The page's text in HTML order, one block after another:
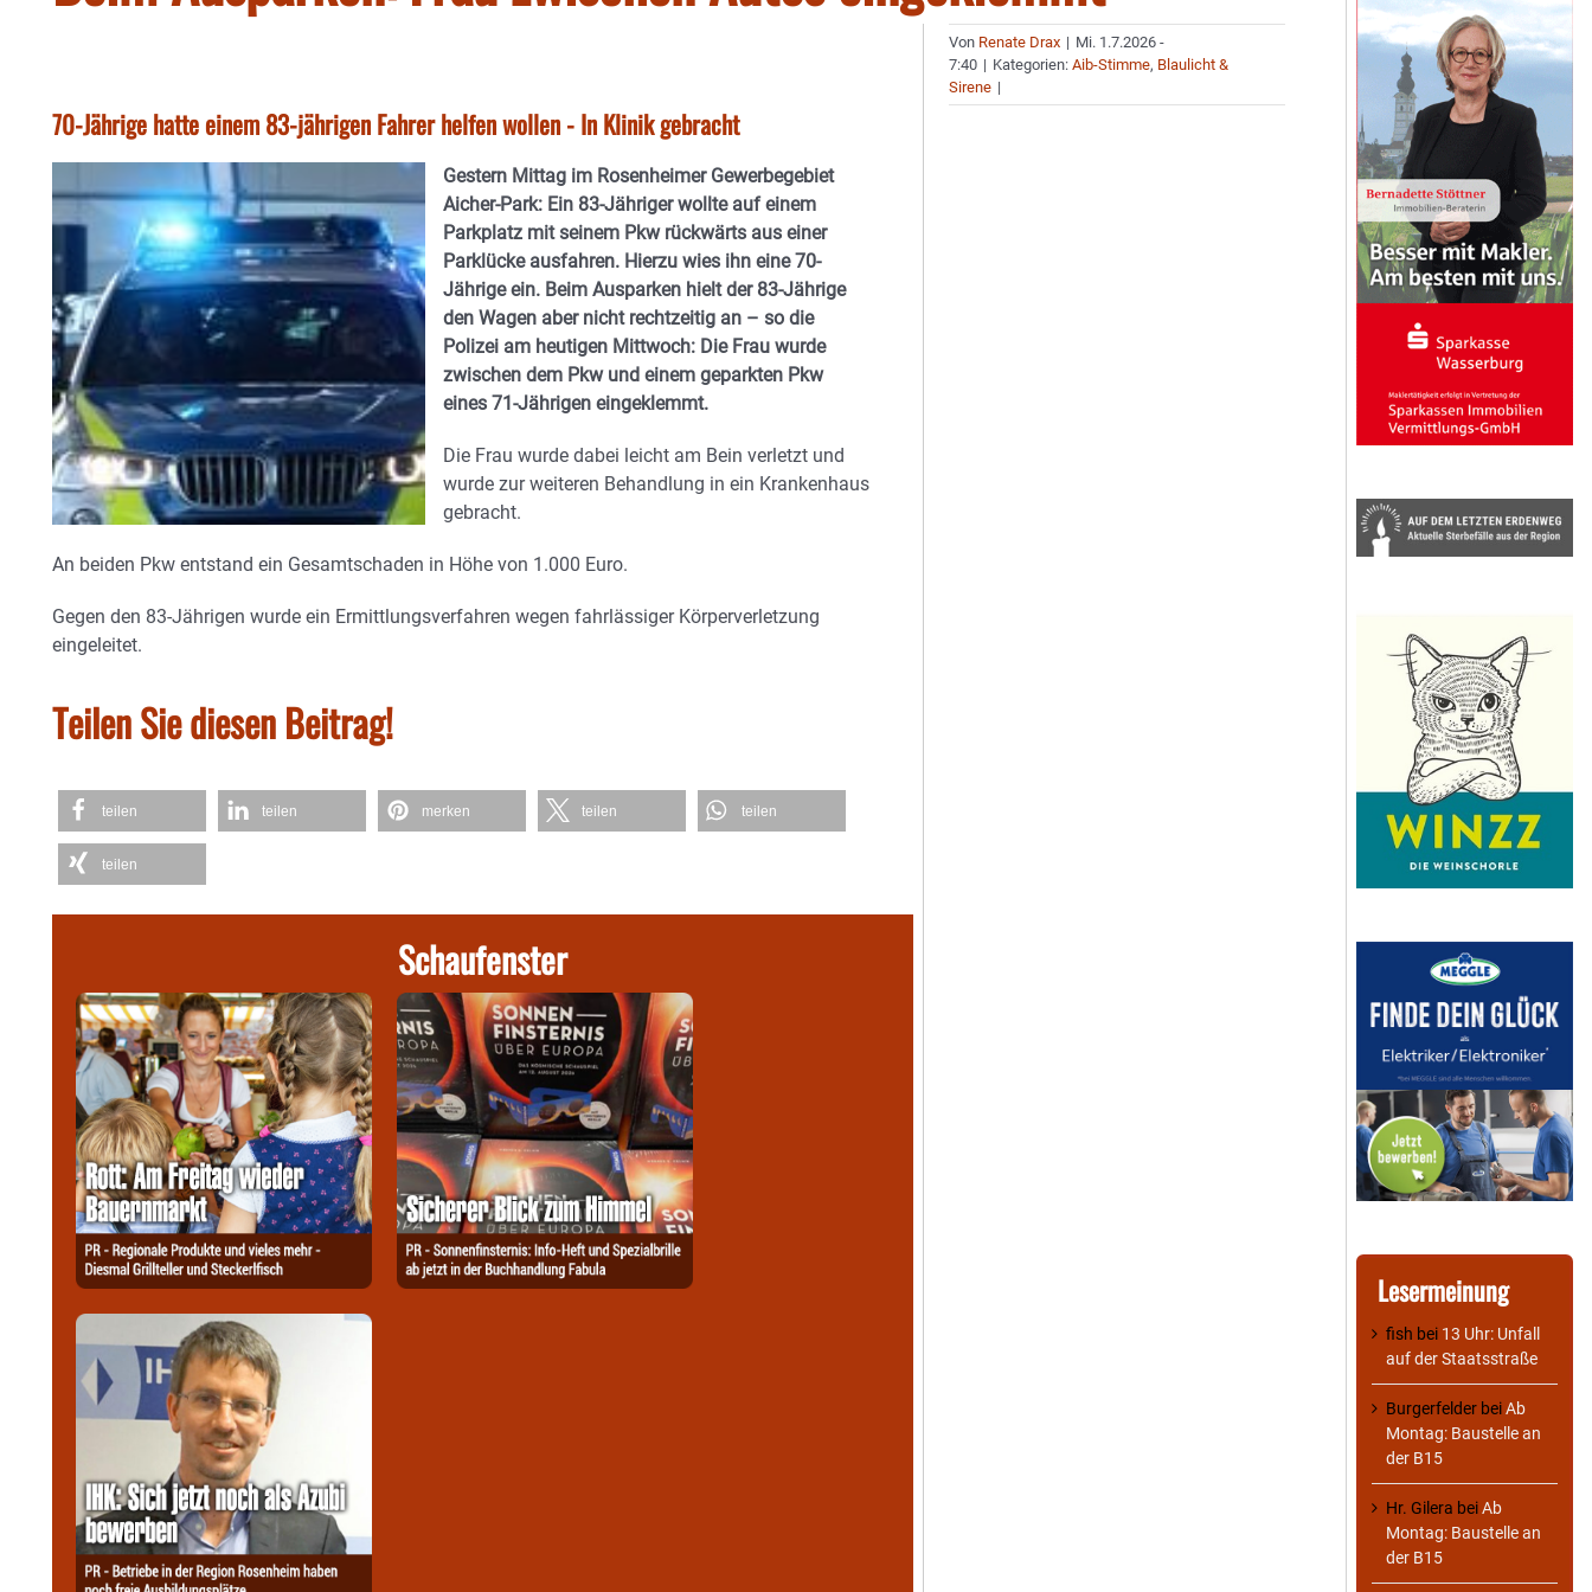
70-Jährige hatte einem 83-jährigen Fahrer helfen wollen - In Klinik gebracht
Gestern Mittag im Rosenheimer Gewerbegebiet
Aicher-Park: Ein 83-Jähriger wollte auf einem
Parkplatz mit seinem Pkw rückwärts aus einer
Parklücke ausfahren. Hierzu wies ihn eine 70-
Jährige ein. Beim Ausparken hielt der 83-Jährige
den Wagen aber nicht rechtzeitig an – so die
Polizei am heutigen Mittwoch: Die Frau wurde
zwischen dem Pkw und einem geparkten Pkw
eines 71-Jährigen eingeklemmt.
Die Frau wurde dabei leicht am Bein verletzt und
wurde zur weiteren Behandlung in ein Krankenhaus
gebracht.
An beiden Pkw entstand ein Gesamtschaden in Höhe von 1.000 Euro.
Gegen den 83-Jährigen wurde ein Ermittlungsverfahren wegen fahrlässiger Körperverletzung
eingeleitet.
Teilen Sie diesen Beitrag!
teilen teilen merken teilen teilen
teilen
Schaufenster
Von Renate Drax | Mi. 1.7.2026 -
7:40 | Kategorien:Aib-Stimme, Blaulicht &
Sirene |
Lesermeinung
fish bei 13 Uhr: Unfall
auf der Staatsstraße
Burgerfelder beiAb
Montag: Baustelle an
der B15
Hr. Gilera beiAb
Montag: Baustelle an
der B15